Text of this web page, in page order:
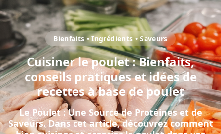
Bienfaits • Ingrédients • Saveurs
Cuisinerlepoulet: Bienfaits,
conseils pratiques et idées de
recettes à base depoulet
Le Poulet : Une Source de Protéines et de
Saveurs. Dans cet article, découvrez comment